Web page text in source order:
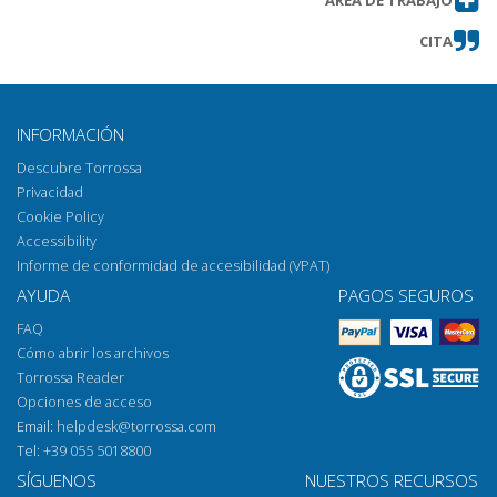
Obtener capítulo
archeologica per mezzo di uno
La circolazione ceramica in epoca
medievale e post-medievale in
Carnia
Norme per gli elaborati Obtener capítulo
CITA
INFORMACIÓN
Descubre Torrossa
Privacidad
Cookie Policy
Accessibility
Informe de conformidad de accesibilidad (VPAT)
AYUDA
FAQ
Cómo abrir los archivos
Torrossa Reader
Opciones de acceso
Email: helpdesk@torrossa.com
Tel: +39 055 5018800
PAGOS SEGUROS
SÍGUENOS NUESTROS RECURSOS